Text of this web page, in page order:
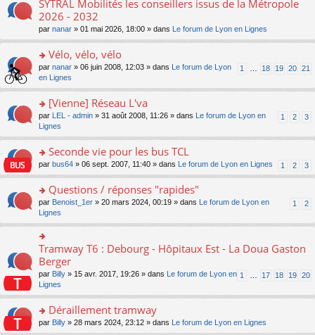
ré
c
e
pl
u
s
ré
c
e
nt
n
o
n
lu
pl
u
s
ré
c
e
nt
s
s
g
n
o
n
lu
pl
u
s
ré
c
e
le
m
e
s
s
g
o
n
lu
le
u
s
ré
c
e
nt
o
n
ult
er
le
m
e
s
a
g
e
n
o
n
pl
u
s
ré
c
e
nt
SYTRAL Mobilités les conseillers issus de la Métropole
2026 - 2032
par nanar » 01 mai 2026, 18:00 » dans Le forum de Lyon en Lignes
o
n
s
er
le
m
e
s
s
e
n
o
n
lu
le
pl
u
s
ré
c
e
nt
Vélo, vélo, vélo
1 18 19 20 21
par nanar » 06 juin 2008, 12:03 » dans
Le forum de Lyon
en Lignes
o
s
er
le
m
e
s
s
g
n
o
n
lu
le
u
s
[Vienne] Réseau L'va
1 2 3
par LEL - admin » 31 août 2008, 11:26 » dans
Le forum de Lyon en
Lignes
o
n
ult
er
le
m
e
s
g
o
n
lu
Seconde vie pour les bus TCL
1 2 3
par bus64 » 06 sept. 2007, 11:40 » dans Le forum de Lyon en Lignes
o
s
ult
er
le
m
e
s
s
a
e
Questions / réponses "rapides"
1 2
par Benoist_1er » 20 mars 2024, 00:19 » dans
Le forum de Lyon en
Lignes
o
n
ult
er
le
m
e
s
Tramway T6 : Debourg - Hôpitaux Est - La Doua Gaston
Berger
1 17 18 19 20
par Billy » 15 avr. 2017, 19:26 » dans
Le forum de Lyon en
Lignes
o
n
Déraillement tramway
par Billy » 28 mars 2024, 23:12 » dans Le forum de Lyon en Lignes